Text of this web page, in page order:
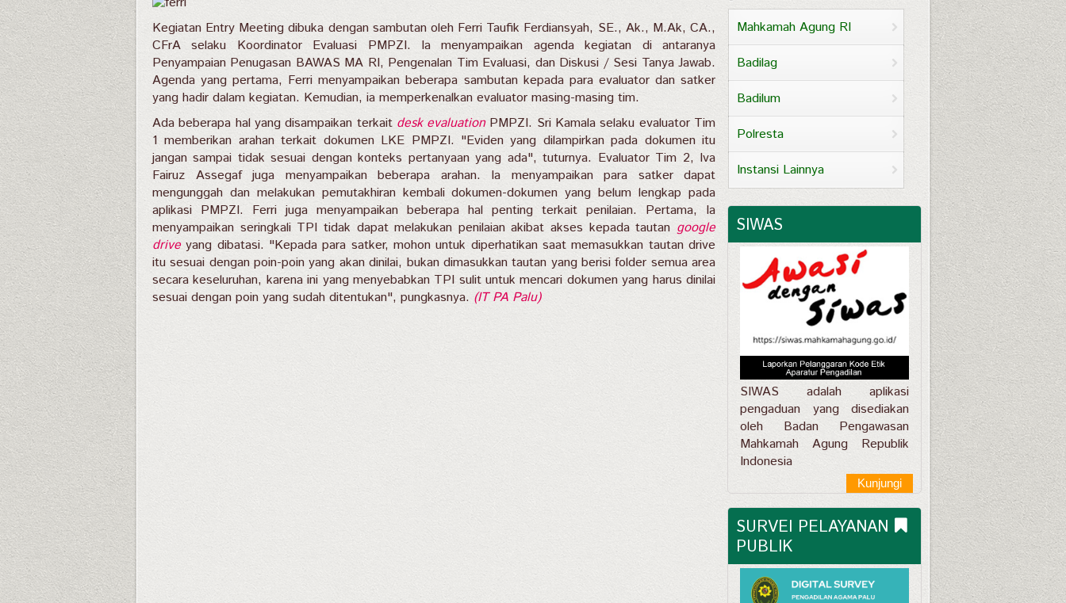
Kegiatan Entry Meeting dibuka dengan sambutan oleh Ferri Taufik Ferdiansyah, SE., Ak., M.Ak, CA.,
CFrA selaku Koordinator Evaluasi PMPZI. Ia menyampaikan agenda kegiatan di antaranya
Penyampaian Penugasan BAWAS MA RI, Pengenalan Tim Evaluasi, dan Diskusi / Sesi Tanya Jawab.
Agenda yang pertama, Ferri menyampaikan beberapa sambutan kepada para evaluator dan satker
yang hadir dalam kegiatan. Kemudian, ia memperkenalkan evaluator masing-masing tim.
Ada beberapa hal yang disampaikan terkait desk evaluation PMPZI. Sri Kamala selaku evaluator Tim
1 memberikan arahan terkait dokumen LKE PMPZI. "Eviden yang dilampirkan pada dokumen itu
jangan sampai tidak sesuai dengan konteks pertanyaan yang ada", tuturnya. Evaluator Tim 2, Iva
Fairuz Assegaf juga menyampaikan beberapa arahan. Ia menyampaikan para satker dapat
mengunggah dan melakukan pemutakhiran kembali dokumen-dokumenyang belum lengkap pada
aplikasi PMPZI. Ferri juga menyampaikan beberapa hal penting terkait penilaian. Pertama, Ia
menyampaikan seringkali TPI tidak dapat melakukan penilaian akibat akses kepada tautan google
driveyang dibatasi. "Kepada para satker, mohon untuk diperhatikan saat memasukkan tautan drive
itu sesuai dengan poin-poin yang akan dinilai, bukan dimasukkan tautan yang berisi folder semua area
secara keseluruhan, karena ini yang menyebabkan TPI sulit untuk mencari dokumen yang harus dinilai
sesuai dengan poin yang sudah ditentukan", pungkasnya. (IT PA Palu)
Mahkamah Agung RI
Badilag
Badilum
Polresta
Instansi Lainnya
SIWAS
SIWAS adalah aplikasi
pengaduan yang disediakan
oleh Badan Pengawasan
Mahkamah Agung Republik
Indonesia
Kunjungi
SURVEI PELAYANAN
PUBLIK